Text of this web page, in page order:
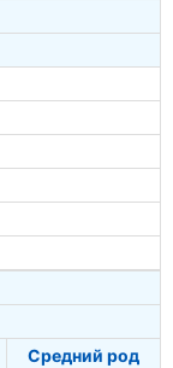
Средний род